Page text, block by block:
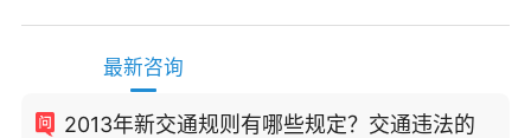
最新咨询
2013年新交通规则有哪些规定？交通违法的